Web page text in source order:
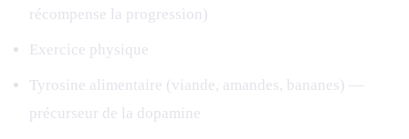
récompense la progression)
Exercice physique
Tyrosine alimentaire (viande, amandes, bananes) —
précurseur de la dopamine